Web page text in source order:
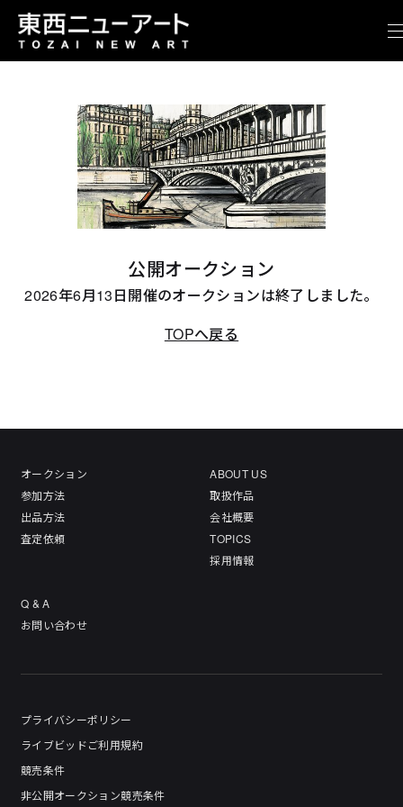
公開オークション
2026年6月13日開催のオークションは終了しました。
TOPへ戻る
オークション
参加方法
出品方法
査定依頼
ABOUT US
取扱作品
会社概要
TOPICS
採用情報
Q & A
お問い合わせ
プライバシーポリシー
ライブビッドご利用規約
競売条件
非公開オークション競売条件